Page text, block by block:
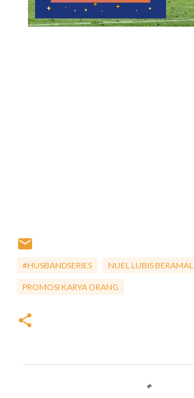
#HUSBANDSERIES NUEL LUBIS BERAMAL
PROMOSI KARYA ORANG